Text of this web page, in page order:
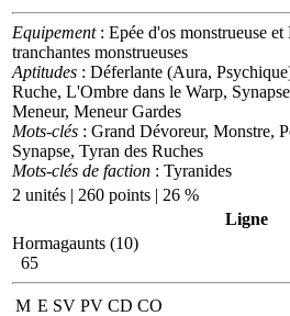
Equipement: Epée d'os monstrueuse
tranchantes monstrueuses
Aptitudes : Déferlante (Aura,
Ruche, L'Ombre dans le Warp,
Meneur, Meneur Gardes
Mots-clés : Grand Dévoreur, Monstre,
Synapse, Tyran des Ruches
Mots-clés de faction : Tyranides
2 unités | 260 points | 26 %
Ligne
Hormagaunts (10)
65
M E SV PV CD CO